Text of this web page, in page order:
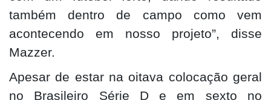
também dentro de campo como vem
acontecendo em nosso projeto”, disse
Mazzer.
Apesar de estar na oitava colocação geral
no Brasileiro Série D e em sexto no